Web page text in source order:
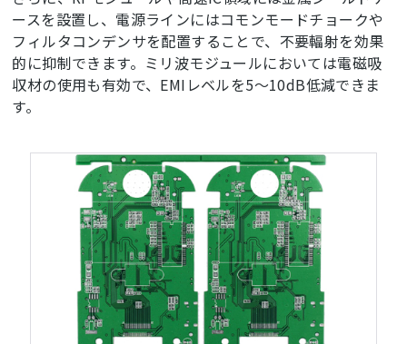
ースを設置し、電源ラインにはコモンモードチョークや
フィルタコンデンサを配置することで、不要輻射を効果
的に抑制できます。ミリ波モジュールにおいては電磁吸
収材の使用も有効で、EMIレベルを5～10dB低減できま
す。